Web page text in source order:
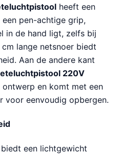
heeft een
pen-achtige grip,
in de hand ligt, zelfs bij
lange netsnoer biedt
Aan de andere kant
220V
en komt met een
voor eenvoudig opbergen.
biedt een lichtgewicht